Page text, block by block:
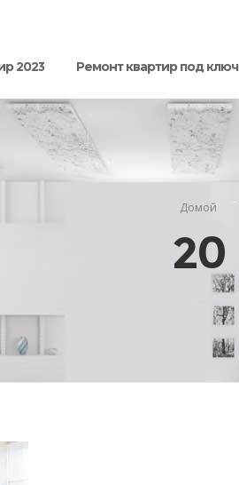
2023 Ремонт квартир под ключ
Домой
20